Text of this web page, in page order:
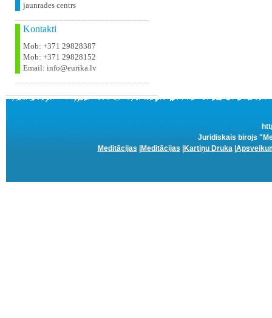
jaunrades centrs
Kontakti
Mob: +371 29828387
Mob: +371 29828152
Email: info@eurika.lv
Juridiskais birojs
Meditācijas
Meditācijas Kartiņu Druka|